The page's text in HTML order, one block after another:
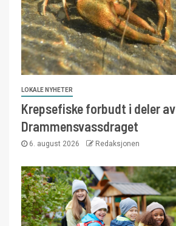
LOKALE NYHETER
Krepsefiske forbudt i deler av
Drammensvassdraget
6. august 2026 Redaksjonen